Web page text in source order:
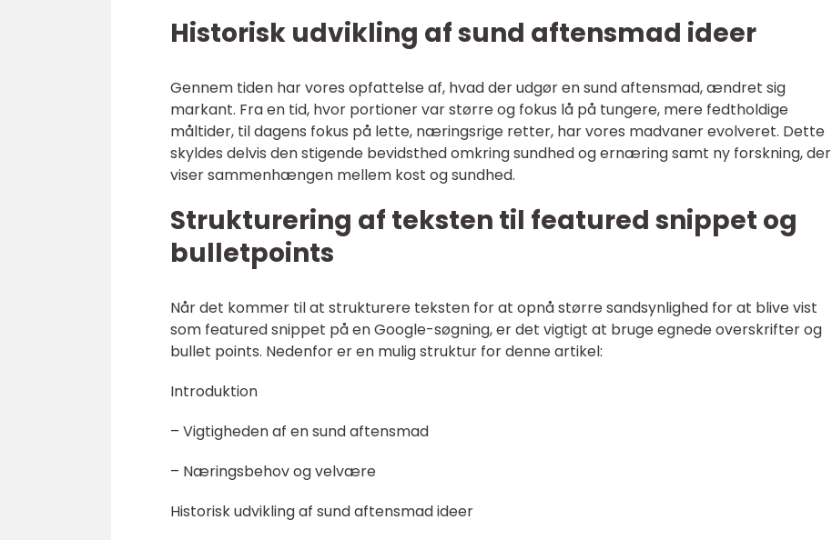
Historisk udvikling af sund aftensmad ideer
Gennem tiden har vores opfattelse af, hvad der udgør en sund aftensmad, ændret sig
markant. Fra en tid, hvor portioner var større og fokus lå på tungere, mere fedtholdige
måltider, til dagens fokus på lette, næringsrige retter, har vores madvaner evolveret. Dette
skyldes delvis den stigende bevidsthed omkring sundhed og ernæring samt ny forskning, der
viser sammenhængen mellem kost og sundhed.
Strukturering af teksten til featured snippet og
bulletpoints
Når det kommer til at strukturere teksten for at opnå større sandsynlighed for at blive vist
som featured snippet på en Google-søgning, er det vigtigt at bruge egnede overskrifter og
bullet points. Nedenfor er en mulig struktur for denne artikel:
Introduktion
– Vigtigheden af en sund aftensmad
– Næringsbehov og velvære
Historisk udvikling af sund aftensmad ideer